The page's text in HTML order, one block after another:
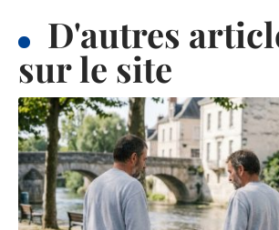
D'autres
sur le site